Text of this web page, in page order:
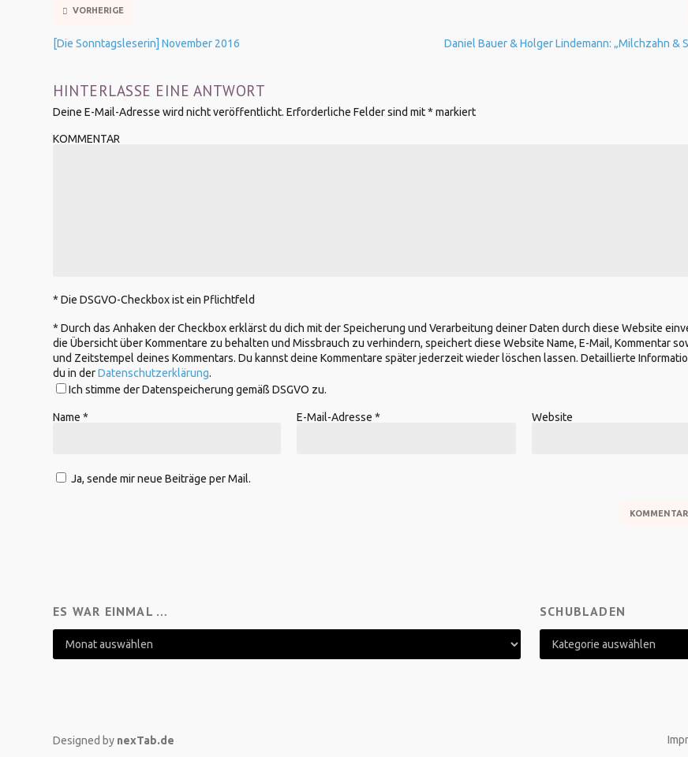
VORHERIGE
[Die Sonntagsleserin] November 2016
Daniel Bauer & Holger Lindemann: „Milchzahn &
HINTERLASSE EINE ANTWORT
Deine E-Mail-Adresse wird nicht veröffentlicht. Erforderliche Felder sind mit* markiert
KOMMENTAR
* Die DSGVO-Checkbox ist ein Pflichtfeld
* Durch das Anhaken der Checkbox erklärst du dich mit der Speicherung und Verarbeitung deiner Daten durch diese Website
die Übersicht über Kommentare zu behalten und Missbrauch zu verhindern, speichert diese Website Name, E-Mail, Kommentar
und Zeitstempel deines Kommentars. Du kannst deine Kommentare später jederzeit wieder löschen lassen. Detaillierte
du in derDatenschutzerklärung.
Ich stimme der Datenspeicherung gemäß DSGVO zu.
Name* E-Mail-Adresse * Website
Ja, sende mir neue Beiträge per Mail.
ES WAR EINMAL … SCHUBLADEN
Designed by nexTab.de